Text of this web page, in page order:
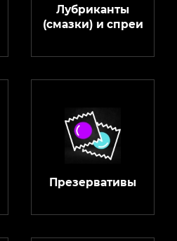
Лубриканты
(смазки) и спреи
Презервативы